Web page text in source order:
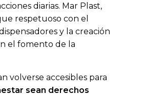
diarias. Mar Plast,
respetuoso con el
y la creación
el fomento de la
volverse accesibles para
sean derechos